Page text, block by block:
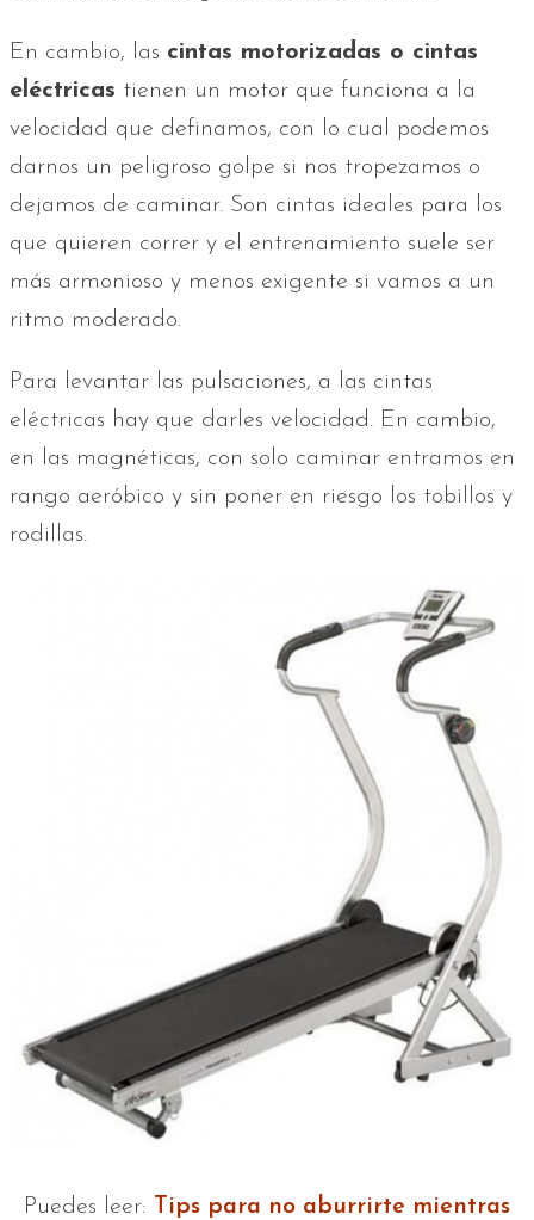
En cambio, las cintas motorizadas o cintas
eléctricas tienen un motor que funciona a la
velocidad que definamos, con lo cual podemos
darnos un peligroso golpe si nos tropezamos o
dejamos de caminar. Son cintas ideales para los
que quieren correr y el entrenamiento suele ser
más armonioso y menos exigente si vamos a un
ritmo moderado.
Para levantar las pulsaciones, a las cintas
eléctricas hay que darles velocidad. En cambio,
en las magnéticas, con solo caminar entramos en
rango aeróbico y sin poner en riesgo los tobillos y
rodillas.
Puedes leer:
Tips para no aburrirte mientras